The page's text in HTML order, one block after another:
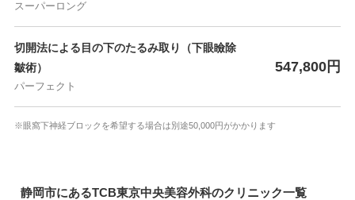
スーパーロング
切開法による目の下のたるみ取り（下眼瞼除
皺術）
パーフェクト
547,800円
※眼窩下神経ブロックを希望する場合は別途50,000円がかかります
静岡市にあるTCB東京中央美容外科のクリニック一覧